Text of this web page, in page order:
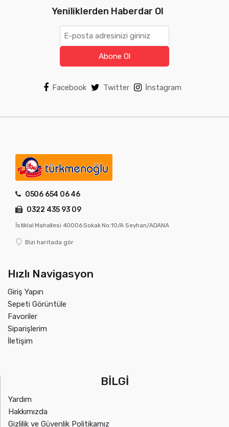
Yeniliklerden Haberdar Ol
Abone Ol
Facebook Twitter İnstagram
0506 654 06 46
0322 435 93 09
İstiklal Mahallesi 40006 Sokak No:10/A Seyhan/ADANA
Bizi haritada gör
Hızlı Navigasyon
Giriş Yapın
Sepeti Görüntüle
Favoriler
Siparişlerim
İletişim
BİLGİ
Yardım
Hakkımızda
Gizlilik ve Güvenlik Politikamız